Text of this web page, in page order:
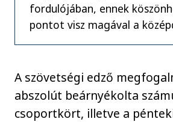
fordulójában, ennek
pontot visz magával a
A szövetségi edző
abszolút beárnyékolta
csoportkört, illetve a